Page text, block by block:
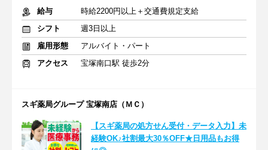
給与
時給2200円以上＋交通費規定支給
シフト
週3日以上
雇用形態
アルバイト・パート
アクセス
宝塚南口駅 徒歩2分
スギ薬局グループ 宝塚南店（ＭＣ）
【スギ薬局の処方せん受付・データ入力】未
経験OK♪社割最大30％OFF★日用品もお得